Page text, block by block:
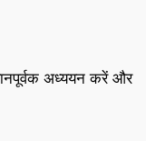
अध्ययन करें और